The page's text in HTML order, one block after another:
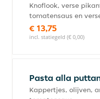
Knoflook, verse
tomatensaus en
€ 13,75
incl. statiegeld (€ 0,00)
Pasta alla
Kappertjes, olijven,